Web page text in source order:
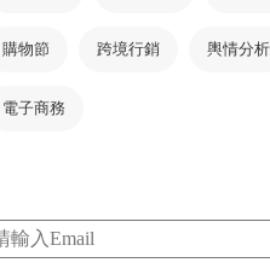
購物節 跨境行銷 輿情分析
電子商務